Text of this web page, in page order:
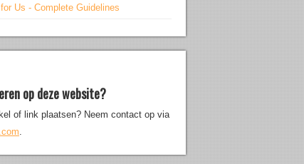
Us - Complete Guidelines
op deze website?
of link plaatsen? Neem contact op via
.